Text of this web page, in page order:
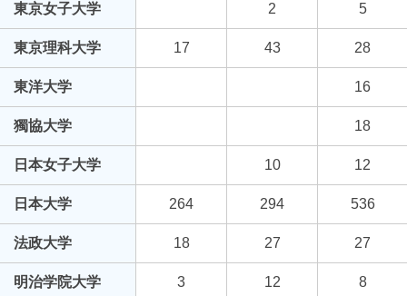
東京女子大学 2 5
東京理科大学 17 43 28
東洋大学 16
獨協大学 18
日本女子大学 10 12
日本大学 264 294 536
法政大学 18 27 27
明治学院大学 3 12 8